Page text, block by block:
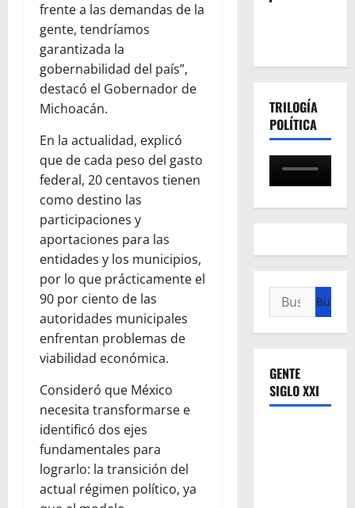
frente a las demandas de la
gente, tendríamos
garantizada la
gobernabilidad del país”,
destacó el Gobernador de
Michoacán.
En la actualidad, explicó
que de cada peso del gasto
federal, 20 centavos tienen
como destino las
participaciones y
aportaciones para las
entidades y los municipios,
por lo que prácticamente el
90 por ciento de las
autoridades municipales
enfrentan problemas de
viabilidad económica.
Consideró que México
necesita transformarse e
identificó dos ejes
fundamentales para
lograrlo: la transición del
actual régimen político, ya
TRILOGÍA
POLÍTICA
Buscar:
GENTE
SIGLO XXI